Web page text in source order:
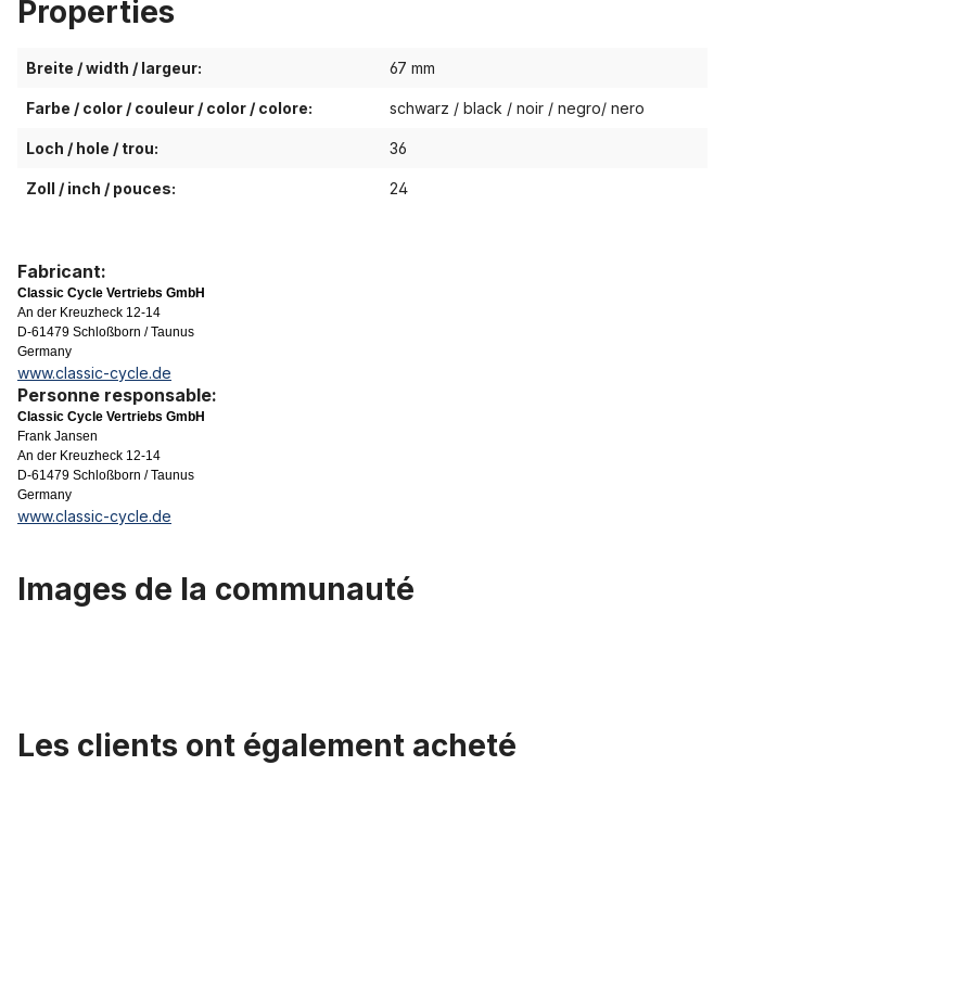
Properties
Breite / width / largeur: 67 mm
Farbe / color / couleur / color / colore: schwarz / black / noir / negro/ nero
Loch / hole / trou: 36
Zoll / inch / pouces: 24
Fabricant:
Classic Cycle Vertriebs GmbH
An der Kreuzheck 12-14
D-61479 Schloßborn / Taunus
Germany
www.classic-cycle.de
Personne responsable:
Classic Cycle Vertriebs GmbH
Frank Jansen
An der Kreuzheck 12-14
D-61479 Schloßborn / Taunus
Germany
www.classic-cycle.de
Images de la communauté
Les clients ont également acheté